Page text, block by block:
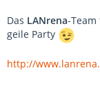
Das LANrena-
geile Party
http://